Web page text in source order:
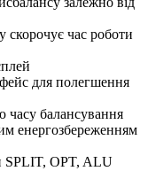
скорочує час роботи
для полегшення
часу балансування
енергозбереженням
SPLIT, OPT, ALU